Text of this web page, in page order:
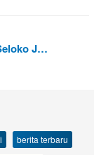
J…
berita terbaru